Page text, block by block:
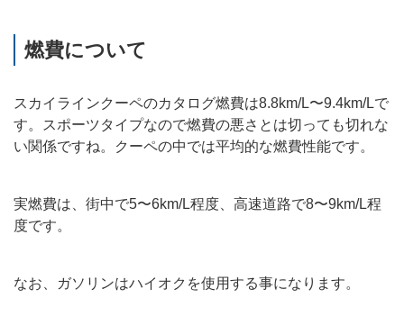
燃費について
スカイラインクーペのカタログ燃費は8.8km/L〜9.4km/Lで
す。スポーツタイプなので燃費の悪さとは切っても切れな
い関係ですね。クーペの中では平均的な燃費性能です。
実燃費は、街中で5〜6km/L程度、高速道路で8〜9km/L程
度です。
なお、ガソリンはハイオクを使用する事になります。